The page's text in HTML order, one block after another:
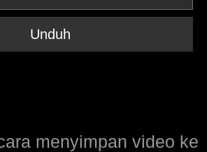
Unduh
menyimpan video ke